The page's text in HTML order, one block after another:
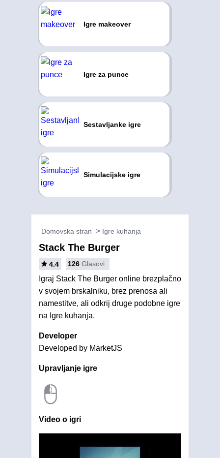
Igre makeover
Igre za punce
Sestavljanke igre
Simulacijske igre
Domovska stran Igre kuhanja
Stack The Burger
4.4 126 Glasovi
Igraj Stack The Burger online brezplačno
v svojem brskalniku, brez prenosa ali
namestitve, ali odkrij druge podobne igre
na Igre kuhanja.
Developer
Developed by MarketJS
Upravljanje igre
Video o igri